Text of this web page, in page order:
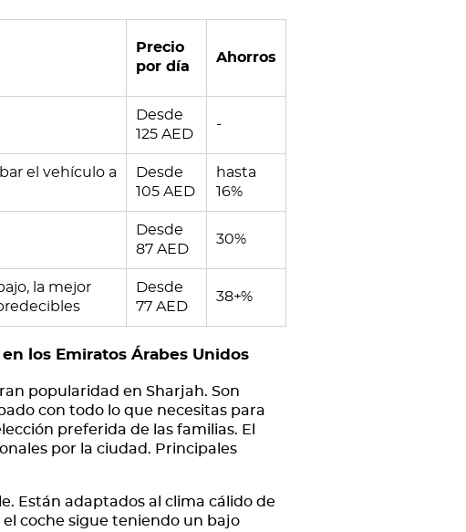
Precio
por día
Ahorros
Desde
125 AED
-
el vehículo a
Desde
105 AED
hasta
16%
Desde
87 AED
30%
la mejor
Desde
77 AED
38+%
los Emiratos Árabes Unidos
popularidad en Sharjah. Son
con todo lo que necesitas para
preferida de las familias. El
por la ciudad. Principales
Están adaptados al clima cálido de
coche sigue teniendo un bajo